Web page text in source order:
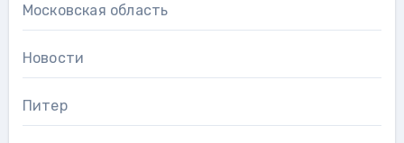
Московская область
Новости
Питер